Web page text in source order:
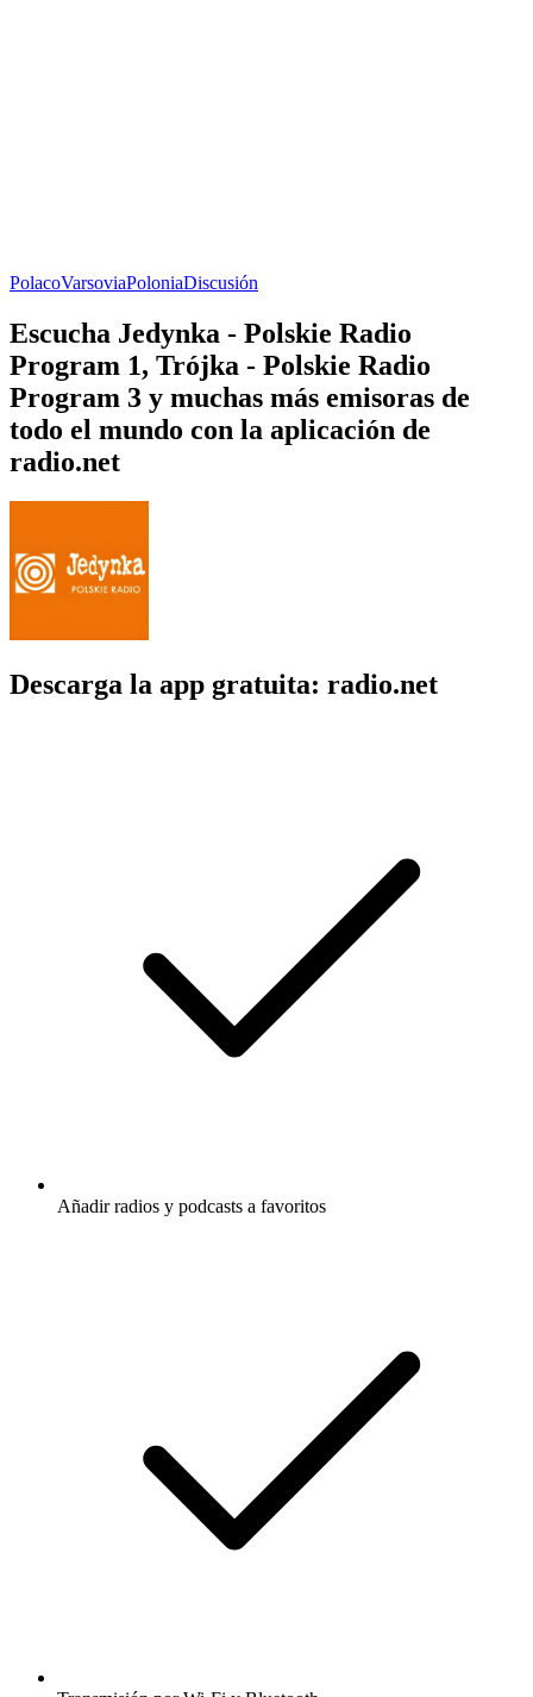
PolacoVarsoviaPoloniaDiscusión
Escucha Jedynka - Polskie Radio
Program 1, Trójka - Polskie Radio
Program 3 y muchas más emisoras de
todo el mundo con la aplicación de
radio.net
Descarga la app gratuita: radio.net
Añadir radios y podcasts a favoritos